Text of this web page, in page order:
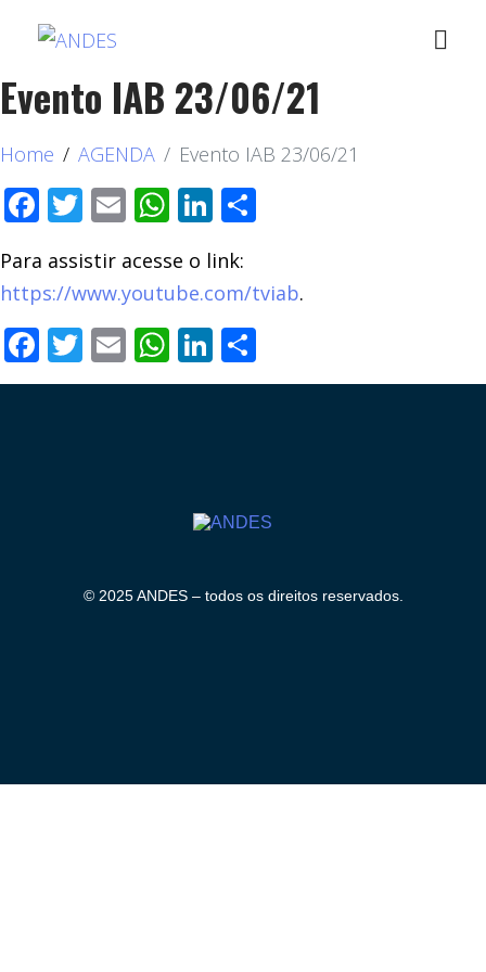
Evento IAB 23/06/21
Home AGENDA Evento IAB 23/06/21
Facebook
Twitter
EmailWhatsApp
LinkedIn
Para assistir acesse o link:
https://www.youtube.com/tviab.
Facebook
Twitter
EmailWhatsApp
LinkedIn
© 2025 ANDES – todos os direitos reservados.